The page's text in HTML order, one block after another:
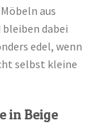
aus
dabei
edel, wenn
selbst kleine
in Beige